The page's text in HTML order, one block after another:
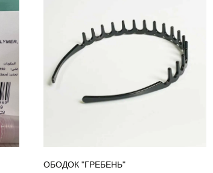
ОБОДОК "ГРЕБЕНЬ"